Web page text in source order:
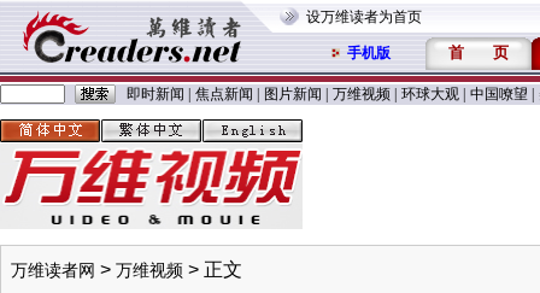
设万维读者为首页
手机版 首 页
即时新闻 焦点新闻 图片新闻 万维视频 环球大观 中国嘹望
万维读者网 > 万维视频 > 正文